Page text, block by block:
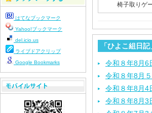
椅子取りゲ
「ひよこ組日
令和８年8月6
令和８年8月５
令和８年8月4
令和８年8月3
はてなブックマーク
Yahoo!ブックマーク
del.icio.us
ライブドアクリップ
Google Bookmarks